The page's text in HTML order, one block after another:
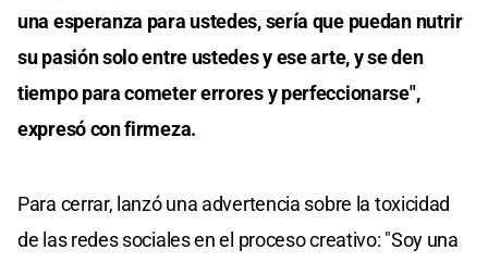
una esperanza para ustedes, sería que puedan nutrir
su pasión solo entre ustedes y ese arte, y se den
tiempo para cometer errores y perfeccionarse",
expresó con firmeza.
Para cerrar, lanzó una advertencia sobre la toxicidad
de las redes sociales en el proceso creativo: "Soy una